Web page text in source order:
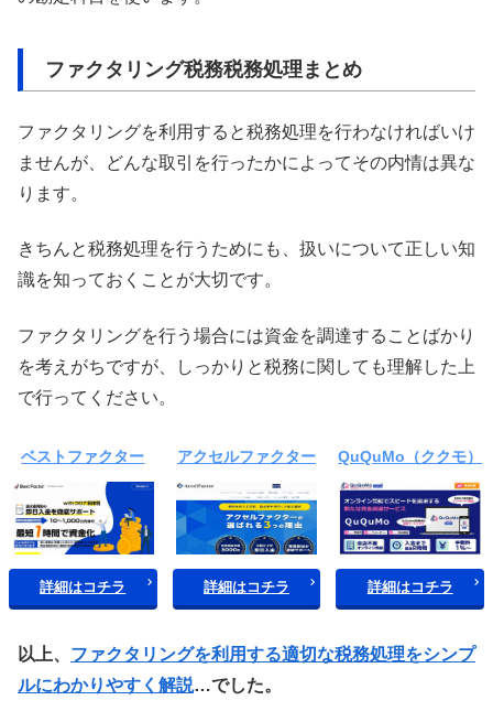
ファクタリング税務税務処理まとめ
ファクタリングを利用すると税務処理を行わなければいけ
ませんが、どんな取引を行ったかによってその内情は異な
ります。
きちんと税務処理を行うためにも、扱いについて正しい知
識を知っておくことが大切です。
ファクタリングを行う場合には資金を調達することばかり
を考えがちですが、しっかりと税務に関しても理解した上
で行ってください。
ベストファクター
詳細はコチラ
アクセルファクター
詳細はコチラ
QuQuMo（ククモ）
詳細はコチラ
以上、 ファクタリングを利用する適切な税務処理をシンプ
ルにわかりやすく解説…でした。